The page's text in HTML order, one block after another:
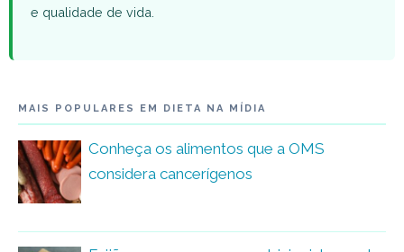
e qualidade de vida.
MAIS POPULARES EM DIETA NA MÍDIA
Conheça os alimentos que a OMS
considera cancerígenos